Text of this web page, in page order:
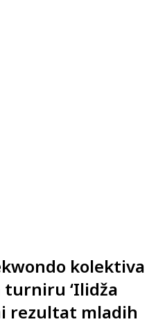
kolektiva
turniru ‘Ilidža
rezultat mladih